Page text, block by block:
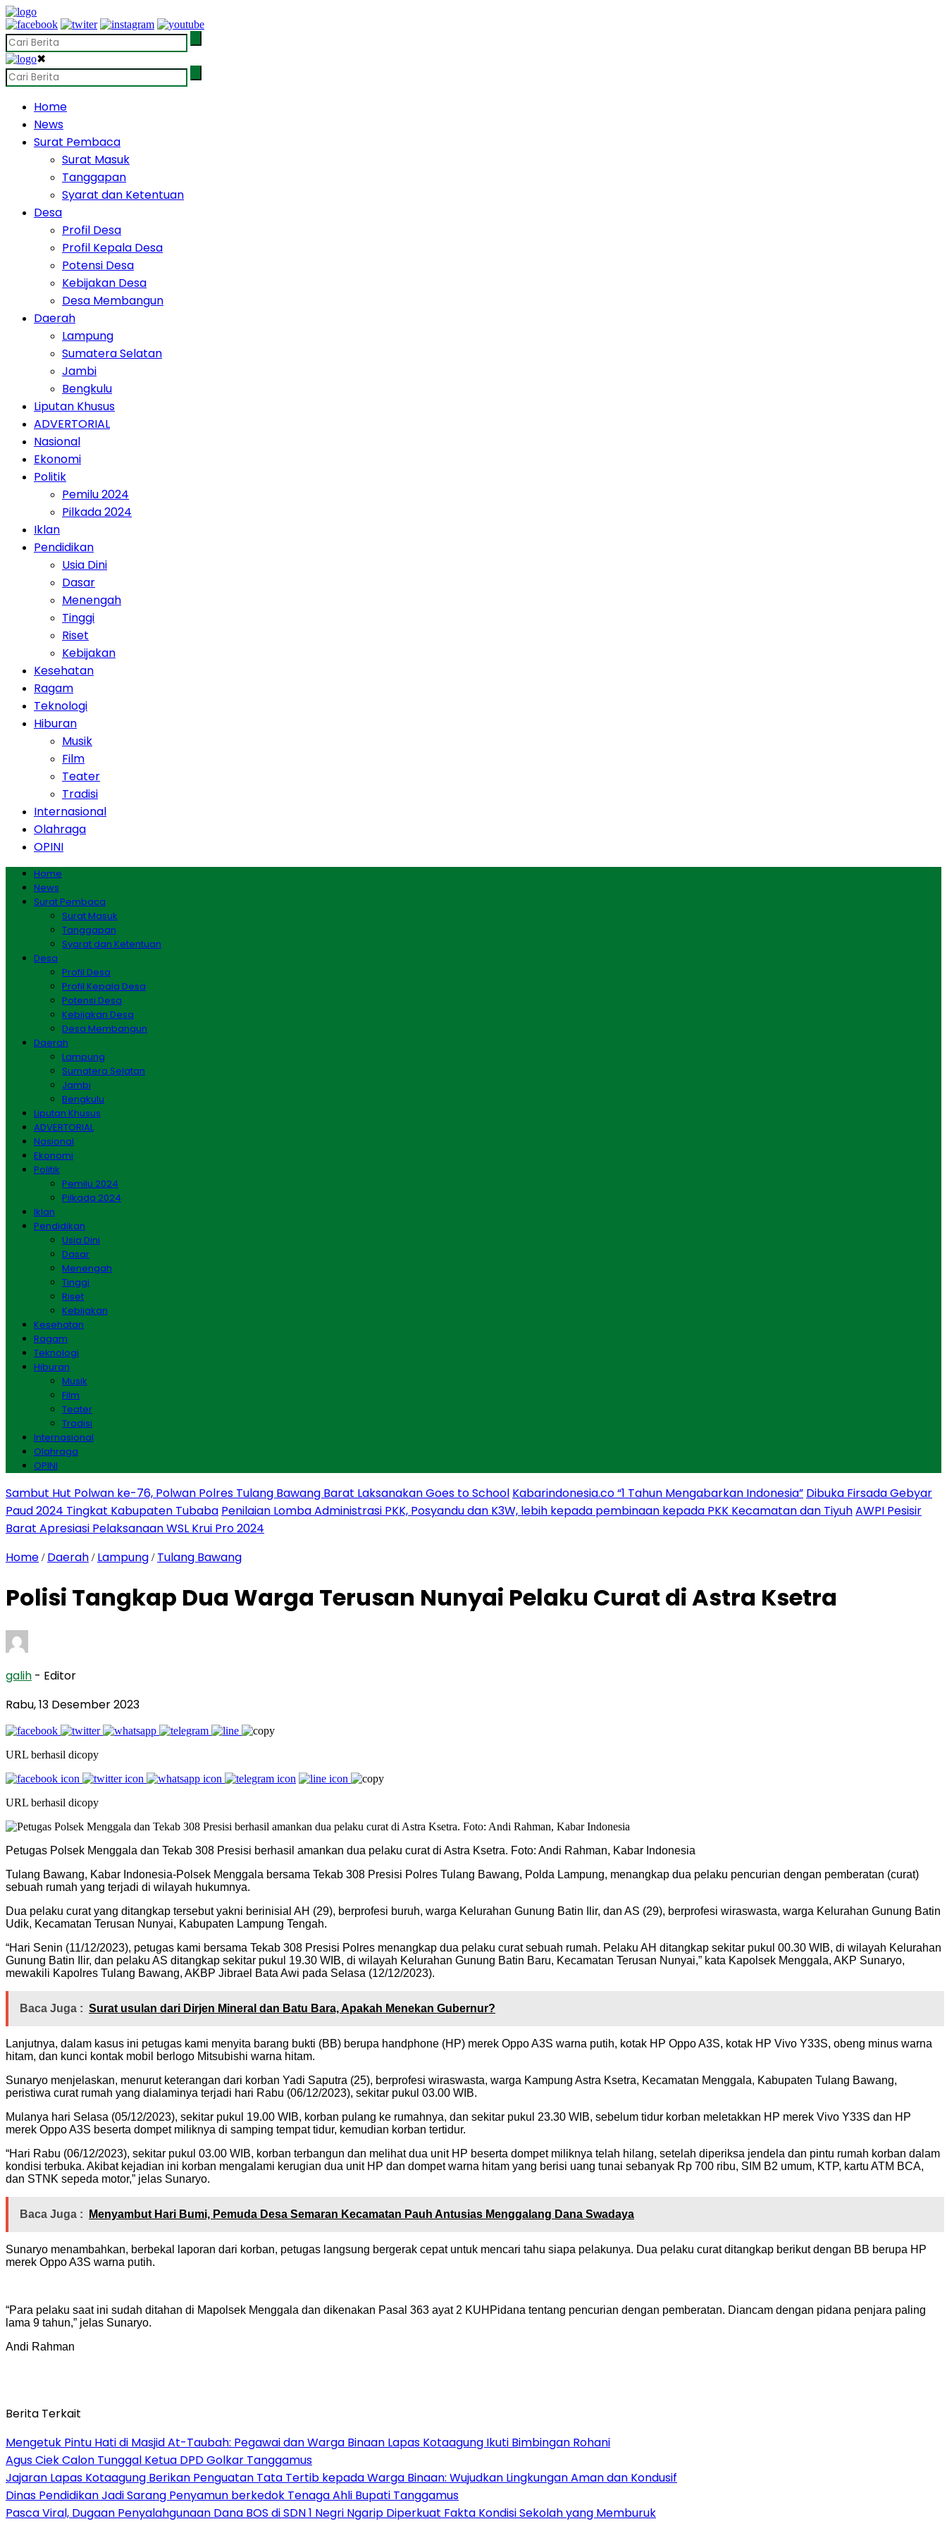
✖
Home
News
Surat Pembaca
Surat Masuk
Tanggapan
Syarat dan Ketentuan
Desa
Profil Desa
Profil Kepala Desa
Potensi Desa
Kebijakan Desa
Desa Membangun
Daerah
Lampung
Sumatera Selatan
Jambi
Bengkulu
Liputan Khusus
ADVERTORIAL
Nasional
Ekonomi
Politik
Pemilu 2024
Pilkada 2024
Iklan
Pendidikan
Usia Dini
Dasar
Menengah
Tinggi
Riset
Kebijakan
Kesehatan
Ragam
Teknologi
Hiburan
Musik
Film
Teater
Tradisi
Internasional
Olahraga
OPINI
Home
News
Surat Pembaca
Surat Masuk
Tanggapan
Syarat dan Ketentuan
Desa
Profil Desa
Profil Kepala Desa
Potensi Desa
Kebijakan Desa
Desa Membangun
Daerah
Lampung
Sumatera Selatan
Jambi
Bengkulu
Liputan Khusus
ADVERTORIAL
Nasional
Ekonomi
Politik
Pemilu 2024
Pilkada 2024
Iklan
Pendidikan
Usia Dini
Dasar
Menengah
Tinggi
Riset
Kebijakan
Kesehatan
Ragam
Teknologi
Hiburan
Musik
Film
Teater
Tradisi
Internasional
Olahraga
OPINI
Sambut Hut Polwan ke-76, Polwan Polres Tulang Bawang Barat Laksanakan Goes to School Kabarindonesia.co “1 Tahun Mengabarkan Indonesia” Dibuka Firsada Gebyar
Paud 2024 Tingkat Kabupaten Tubaba Penilaian Lomba Administrasi PKK, Posyandu dan K3W, lebih kepada pembinaan kepada PKK Kecamatan dan TiyuhAWPI Pesisir
Barat Apresiasi Pelaksanaan WSL Krui Pro 2024
Home / Daerah / Lampung / Tulang Bawang
Polisi Tangkap Dua Warga Terusan Nunyai Pelaku Curat di Astra Ksetra
galih - Editor
Rabu, 13 Desember 2023
URL berhasil dicopy
URL berhasil dicopy
Petugas Polsek Menggala dan Tekab 308 Presisi berhasil amankan dua pelaku curat di Astra Ksetra. Foto: Andi Rahman, Kabar Indonesia
Tulang Bawang, Kabar Indonesia-Polsek Menggala bersama Tekab 308 Presisi Polres Tulang Bawang, Polda Lampung, menangkap dua pelaku pencurian dengan pemberatan (curat)
sebuah rumah yang terjadi di wilayah hukumnya.
Dua pelaku curat yang ditangkap tersebut yakni berinisial AH (29), berprofesi buruh, warga Kelurahan Gunung Batin Ilir, dan AS (29), berprofesi wiraswasta, warga Kelurahan Gunung Batin
Udik, Kecamatan Terusan Nunyai, Kabupaten Lampung Tengah.
“Hari Senin (11/12/2023), petugas kami bersama Tekab 308 Presisi Polres menangkap dua pelaku curat sebuah rumah. Pelaku AH ditangkap sekitar pukul 00.30 WIB, di wilayah Kelurahan
Gunung Batin Ilir, dan pelaku AS ditangkap sekitar pukul 19.30 WIB, di wilayah Kelurahan Gunung Batin Baru, Kecamatan Terusan Nunyai,” kata Kapolsek Menggala, AKP Sunaryo,
mewakili Kapolres Tulang Bawang, AKBP Jibrael Bata Awi pada Selasa (12/12/2023).
Baca Juga : Surat usulan dari Dirjen Mineral dan Batu Bara, Apakah Menekan Gubernur?
Lanjutnya, dalam kasus ini petugas kami menyita barang bukti (BB) berupa handphone (HP) merek Oppo A3S warna putih, kotak HP Oppo A3S, kotak HP Vivo Y33S, obeng minus warna
hitam, dan kunci kontak mobil berlogo Mitsubishi warna hitam.
Sunaryo menjelaskan, menurut keterangan dari korban Yadi Saputra (25), berprofesi wiraswasta, warga Kampung Astra Ksetra, Kecamatan Menggala, Kabupaten Tulang Bawang,
peristiwa curat rumah yang dialaminya terjadi hari Rabu (06/12/2023), sekitar pukul 03.00 WIB.
Mulanya hari Selasa (05/12/2023), sekitar pukul 19.00 WIB, korban pulang ke rumahnya, dan sekitar pukul 23.30 WIB, sebelum tidur korban meletakkan HP merek Vivo Y33S dan HP
merek Oppo A3S beserta dompet miliknya di samping tempat tidur, kemudian korban tertidur.
“Hari Rabu (06/12/2023), sekitar pukul 03.00 WIB, korban terbangun dan melihat dua unit HP beserta dompet miliknya telah hilang, setelah diperiksa jendela dan pintu rumah korban dalam
kondisi terbuka. Akibat kejadian ini korban mengalami kerugian dua unit HP dan dompet warna hitam yang berisi uang tunai sebanyak Rp 700 ribu, SIM B2 umum, KTP, kartu ATM BCA,
dan STNK sepeda motor,” jelas Sunaryo.
Baca Juga : Menyambut Hari Bumi, Pemuda Desa Semaran Kecamatan Pauh Antusias Menggalang Dana Swadaya
Sunaryo menambahkan, berbekal laporan dari korban, petugas langsung bergerak cepat untuk mencari tahu siapa pelakunya. Dua pelaku curat ditangkap berikut dengan BB berupa HP
merek Oppo A3S warna putih.
“Para pelaku saat ini sudah ditahan di Mapolsek Menggala dan dikenakan Pasal 363 ayat 2 KUHPidana tentang pencurian dengan pemberatan. Diancam dengan pidana penjara paling
lama 9 tahun,” jelas Sunaryo.
Andi Rahman
Berita Terkait
Mengetuk Pintu Hati di Masjid At-Taubah: Pegawai dan Warga Binaan Lapas Kotaagung Ikuti Bimbingan Rohani
Agus Ciek Calon Tunggal Ketua DPD Golkar Tanggamus
Jajaran Lapas Kotaagung Berikan Penguatan Tata Tertib kepada Warga Binaan: Wujudkan Lingkungan Aman dan Kondusif
Dinas Pendidikan Jadi Sarang Penyamun berkedok Tenaga Ahli Bupati Tanggamus
Pasca Viral, Dugaan Penyalahgunaan Dana BOS di SDN 1 Negri Ngarip Diperkuat Fakta Kondisi Sekolah yang Memburuk